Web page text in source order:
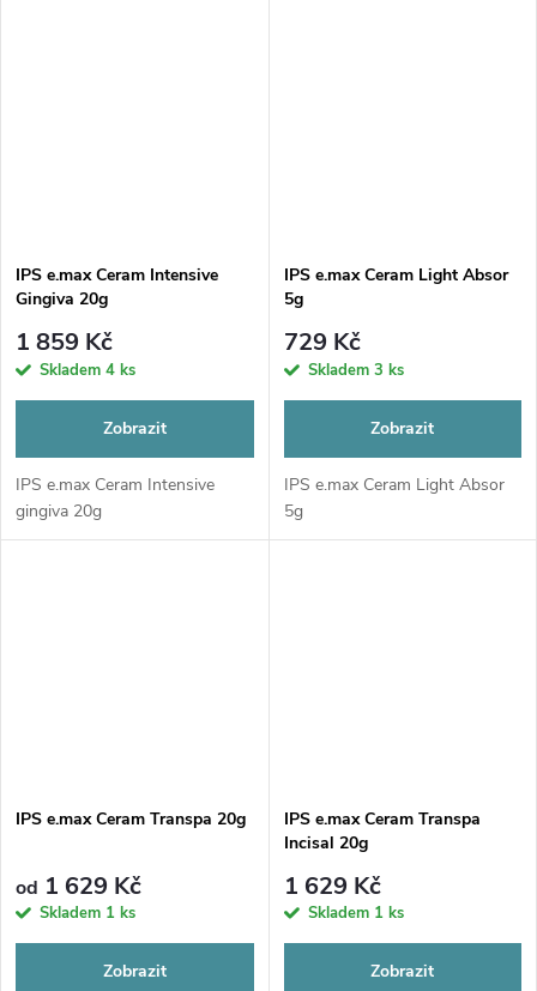
IPS e.max Ceram Intensive
Gingiva 20g
1 859 Kč
Skladem 4 ks
Zobrazit
IPS e.max Ceram Intensive
gingiva 20g
IPS e.max Ceram Light Absor
5g
729 Kč
Skladem 3 ks
Zobrazit
IPS e.max Ceram Light Absor
5g
IPS e.max Ceram Transpa 20g
od 1 629 Kč
Skladem 1 ks
Zobrazit
IPS e.max Ceram Transpa
Incisal 20g
1 629 Kč
Skladem 1 ks
Zobrazit